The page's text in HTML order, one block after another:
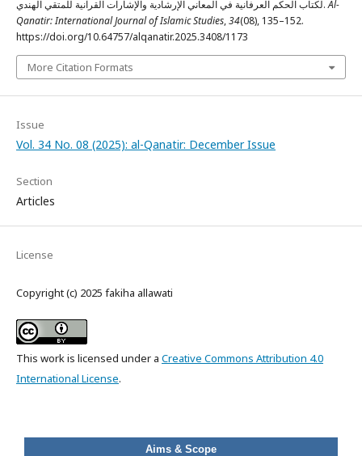
لكتاب الحكم العرفانية في المعاني الإرشادية والإشارات القرآنية للمتقي الهندي.Al-
Qanatir: International Journal of Islamic Studies,34(08), 135–152.
https://doi.org/10.64757/alqanatir.2025.3408/1173
More Citation Formats
Issue
Vol. 34 No. 08 (2025): al-Qanatir: December Issue
Section
Articles
License
Copyright (c) 2025 fakiha allawati
This work is licensed under a Creative Commons Attribution 4.0
International License.
Aims & Scope